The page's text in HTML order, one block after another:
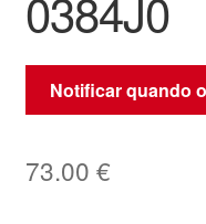
Notificar quando
73.00 €